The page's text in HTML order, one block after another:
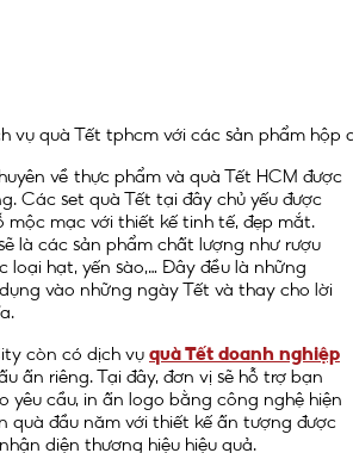
vụ quà Tết tphcm với các sản phẩm hộp
về thực phẩm và quà Tết HCM được
Các set quà Tết tại đây chủ yếu được
mộc mạc với thiết kế tinh tế, đẹp mắt.
là các sản phẩm chất lượng như rượu
loại hạt, yến sào,… Đây đều là những
vào những ngày Tết và thay cho lời
còn có dịch vụ quà Tết doanh nghiệp
ấn riêng. Tại đây, đơn vị sẽ hỗ trợ bạn
yêu cầu, in ấn logo bằng công nghệ hiện
quà đầu năm với thiết kế ấn tượng được
diện thương hiệu hiệu quả.